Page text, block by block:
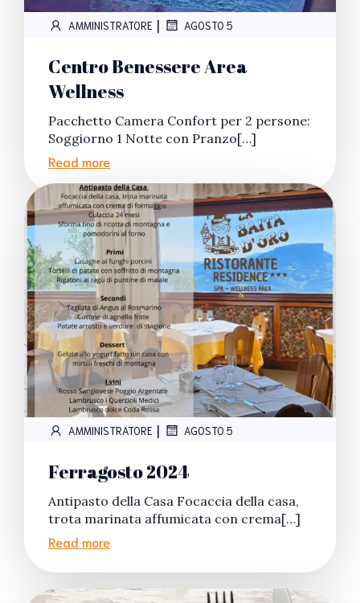
AMMINISTRATORE | AGOSTO 5
Centro Benessere Area
Wellness
Pacchetto Camera Confort per 2 persone:
Soggiorno 1 Notte con Pranzo[…]
Read more
AMMINISTRATORE | AGOSTO 5
Ferragosto 2024
Antipasto della Casa Focaccia della casa,
trota marinata affumicata con crema[…]
Read more